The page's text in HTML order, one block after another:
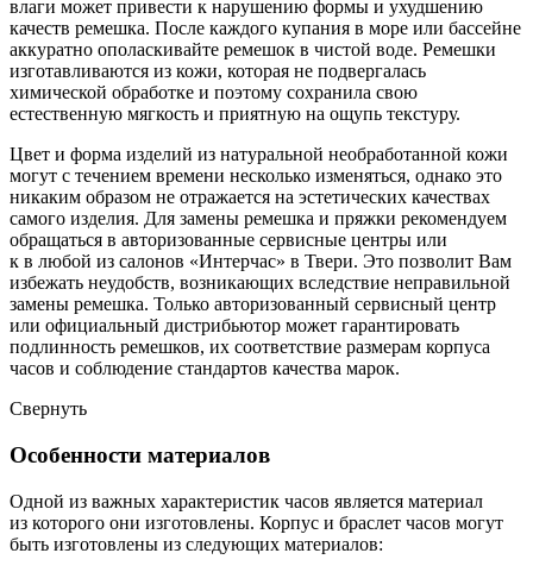
влаги может привести к нарушению формы и ухудшению
качеств ремешка. После каждого купания в море или бассейне
аккуратно ополаскивайте ремешок в чистой воде. Ремешки
изготавливаются из кожи, которая не подвергалась
химической обработке и поэтому сохранила свою
естественную мягкость и приятную на ощупь текстуру.
Цвет и форма изделий из натуральной необработанной кожи
могут с течением времени несколько изменяться, однако это
никаким образом не отражается на эстетических качествах
самого изделия. Для замены ремешка и пряжки рекомендуем
обращаться в авторизованные сервисные центры или
к в любой из салонов «Интерчас» в Твери. Это позволит Вам
избежать неудобств, возникающих вследствие неправильной
замены ремешка. Только авторизованный сервисный центр
или официальный дистрибьютор может гарантировать
подлинность ремешков, их соответствие размерам корпуса
часов и соблюдение стандартов качества марок.
Свернуть
Особенности материалов
Одной из важных характеристик часов является материал
из которого они изготовлены. Корпус и браслет часов могут
быть изготовлены из следующих материалов: